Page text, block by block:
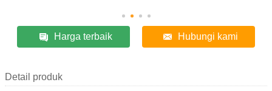
Harga terbaik Hubungi kami
Detail produk